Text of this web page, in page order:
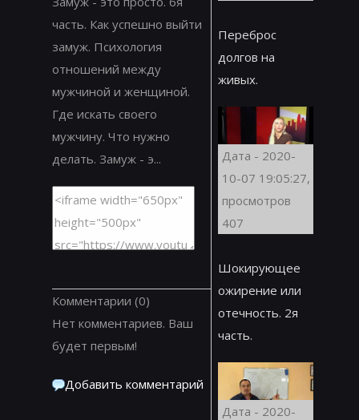
часть. Как успешно выйти
замуж. Психология
отношений между
мужчиной и женщиной.
Где искать своего
мужчину. Что нужно
делать. Замуж - э...
Комментарии (0)
Нет комментариев. Ваш
будет первым!
Добавить комментарий
Переброс
долгов на
живых.
Дата - 2020-
10-07 19:05:27,
просмотров
407
Шокирующее
ожирение или
отечность. 2я
часть.
Дата - 2020-